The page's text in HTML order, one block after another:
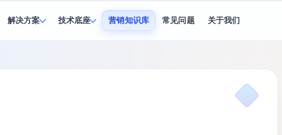
解决方案 技术底座 营销知识库 常见问题 关于我们